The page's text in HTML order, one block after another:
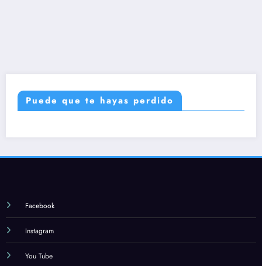
Puede que te hayas perdido
Facebook
Instagram
You Tube